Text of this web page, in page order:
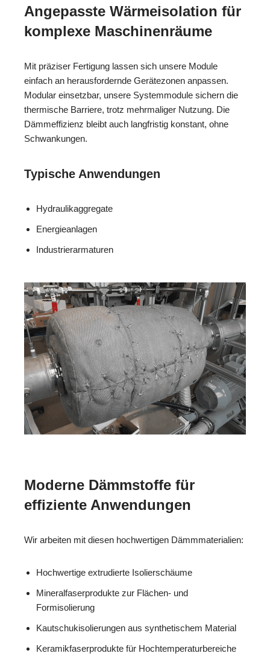
Angepasste Wärmeisolation für
komplexe Maschinenräume
Mit präziser Fertigung lassen sich unsere Module
einfach an herausfordernde Gerätezonen anpassen.
Modular einsetzbar, unsere Systemmodule sichern die
thermische Barriere, trotz mehrmaliger Nutzung. Die
Dämmeffizienz bleibt auch langfristig konstant, ohne
Schwankungen.
Typische Anwendungen
Hydraulikaggregate
Energieanlagen
Industrierarmaturen
Moderne Dämmstoffe für
effiziente Anwendungen
Wir arbeiten mit diesen hochwertigen Dämmmaterialien:
Hochwertige extrudierte Isolierschäume
Mineralfaserprodukte zur Flächen- und
Formisolierung
Kautschukisolierungen aus synthetischem Material
Keramikfaserprodukte für Hochtemperaturbereiche